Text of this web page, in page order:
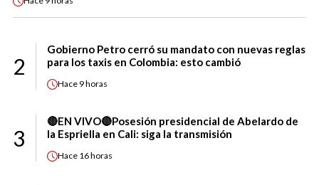
2
Gobierno Petro cerró su mandato con nuevas reglas
para los taxis en Colombia: esto cambió
Hace 9 horas
3
🔴EN VIVO🔴Posesión presidencial de Abelardo de
la Espriella en Cali: siga la transmisión
Hace 16 horas